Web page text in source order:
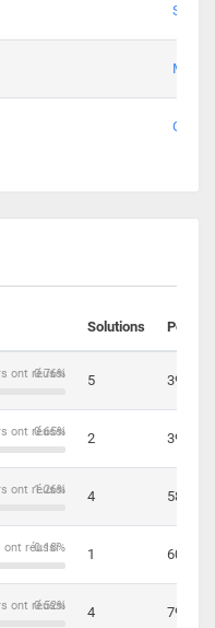
Ge0
Solutions Points
0.76%
ont réussi 5 39
0.65%
ont réussi 2 39
1.26%
ont réussi 4 58
0.18%
ont réussi 1 60
0.52%
ont réussi 4 79